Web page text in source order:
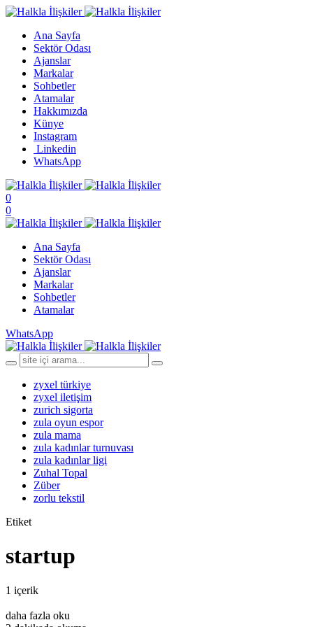
Ana Sayfa
Sektör Odası
Ajanslar
Markalar
Sohbetler
Atamalar
Hakkımızda
Künye
Instagram
Linkedin
WhatsApp
0
0
Ana Sayfa
Sektör Odası
Ajanslar
Markalar
Sohbetler
Atamalar
WhatsApp
zyxel türkiye
zyxel iletişim
zurich sigorta
zula oyun espor
zula mama
zula kadınlar turnuvası
zula kadınlar ligi
Zuhal Topal
Züber
zorlu tekstil
Etiket
startup
1 içerik
daha fazla oku